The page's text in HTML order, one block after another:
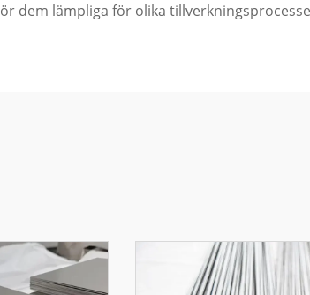
dem lämpliga för olika